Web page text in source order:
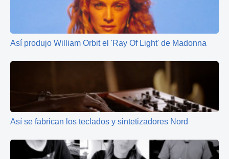
Así produjo William Orbit el 'Ray Of Light' de Madonna
Así se fabrican los teclados y sintetizadores Nord